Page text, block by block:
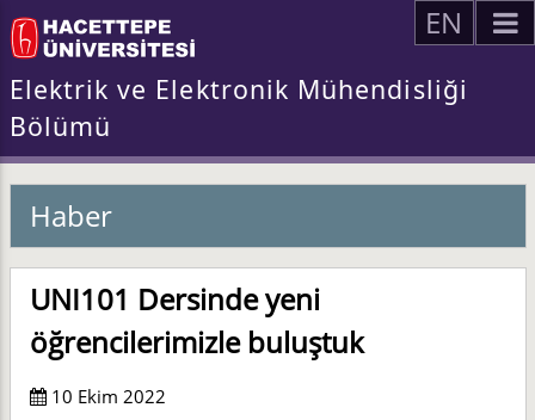
EN
Elektrik ve Elektronik Mühendisliği
Bölümü
Haber
UNI101 Dersinde yeni
öğrencilerimizle buluştuk
10 Ekim 2022